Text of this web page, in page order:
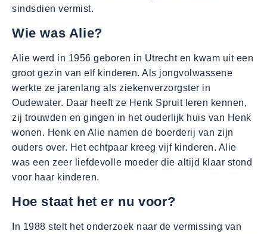
sindsdien vermist.
Wie was Alie?
Alie werd in 1956 geboren in Utrecht en kwam uit een
groot gezin van elf kinderen. Als jongvolwassene
werkte ze jarenlang als ziekenverzorgster in
Oudewater. Daar heeft ze Henk Spruit leren kennen,
zij trouwden en gingen in het ouderlijk huis van Henk
wonen. Henk en Alie namen de boerderij van zijn
ouders over. Het echtpaar kreeg vijf kinderen. Alie
was een zeer liefdevolle moeder die altijd klaar stond
voor haar kinderen.
Hoe staat het er nu voor?
In 1988 stelt het onderzoek naar de vermissing van